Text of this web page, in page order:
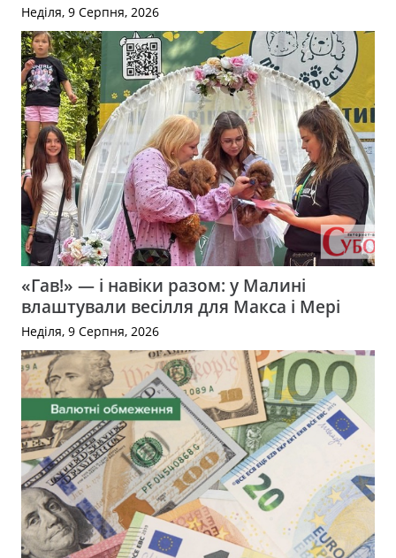
Неділя, 9 Серпня, 2026
«Гав!» — і навіки разом: у Малині
влаштували весілля для Макса і Мері
Неділя, 9 Серпня, 2026